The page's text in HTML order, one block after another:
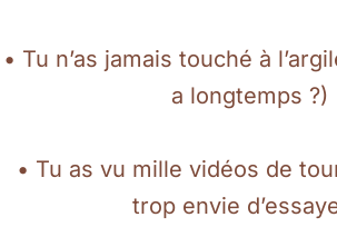
• Tu n’as jamais touché à
a longtemps ?)
• Tu as vu mille vidéos de
trop envie